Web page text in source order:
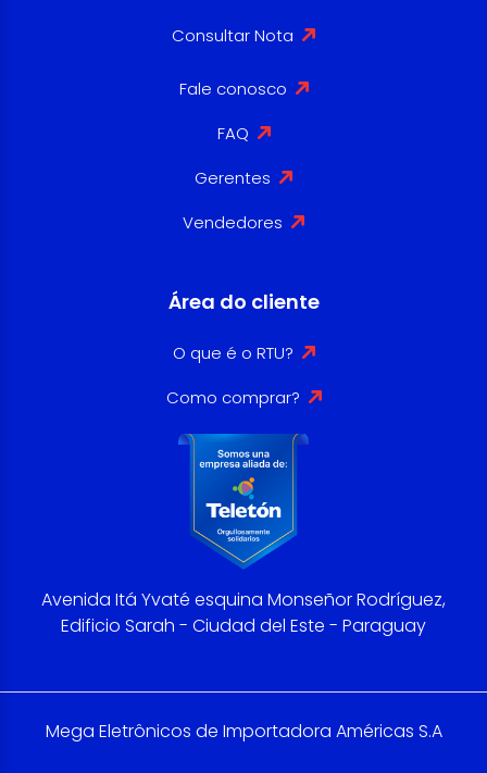
Consultar Nota
Fale conosco
FAQ
Gerentes
Vendedores
Área do cliente
O que é o RTU?
Como comprar?
Avenida Itá Yvaté esquina Monseñor Rodríguez,
Edificio Sarah - Ciudad del Este - Paraguay
Mega Eletrônicos de Importadora Américas S.A